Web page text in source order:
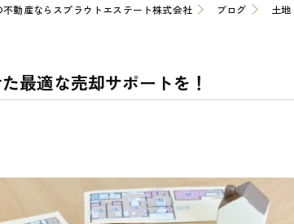
不動産ならスプラウトエステート株式会社 ブログ 土地
最適な売却サポートを！